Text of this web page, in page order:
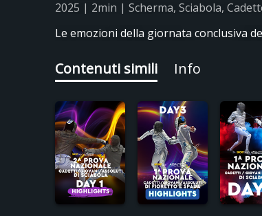
2025 | 2min | Scherma, Sciabola,
Le emozioni della giornata conclusiva
Contenuti simili Info